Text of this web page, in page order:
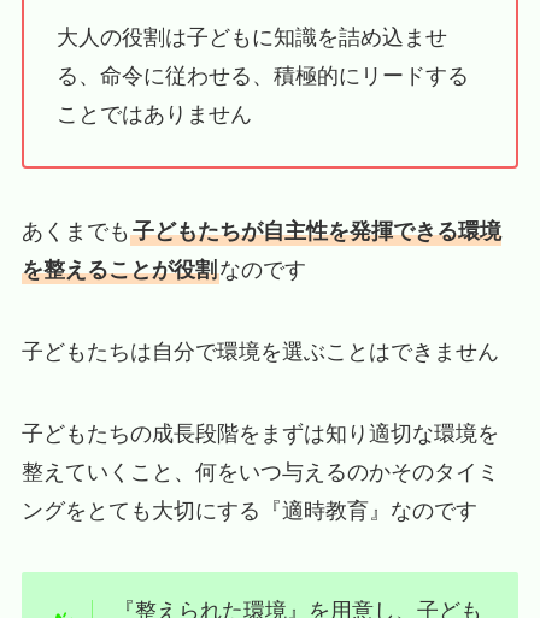
大人の役割は子どもに知識を詰め込ませ
る、命令に従わせる、積極的にリードする
ことではありません
あくまでも 子どもたちが自主性を発揮できる環境
を整えることが役割なのです
子どもたちは自分で環境を選ぶことはできません
子どもたちの成長段階をまずは知り適切な環境を
整えていくこと、何をいつ与えるのかそのタイミ
ングをとても大切にする『適時教育』なのです
『整えられた環境』を用意し、子ども